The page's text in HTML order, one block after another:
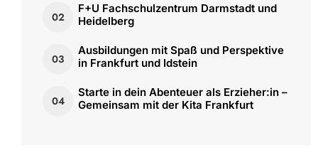
02
F+U Fachschulzentrum Darmstadt und
Heidelberg
03
Ausbildungen mit Spaß und Perspektive
in Frankfurt und Idstein
04
Starte in dein Abenteuer als Erzieher:in –
Gemeinsam mit der Kita Frankfurt